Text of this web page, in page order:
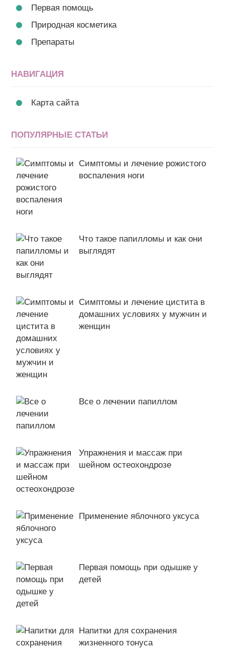
Первая помощь
Природная косметика
Препараты
НАВИГАЦИЯ
Карта сайта
ПОПУЛЯРНЫЕ СТАТЬИ
Симптомы и лечение рожистого
воспаления ноги
Что такое папилломы и как они
выглядят
Симптомы и лечение цистита в
домашних условиях у мужчин и
женщин
Все о лечении папиллом
Упражнения и массаж при
шейном остеохондрозе
Применение яблочного уксуса
Первая помощь при одышке у
детей
Напитки для сохранения
жизненного тонуса